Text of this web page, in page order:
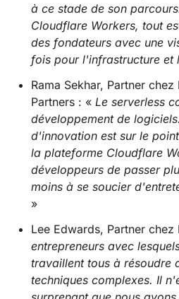
à ce stade de son
Cloudflare Workers, tout
des fondateurs avec une
fois pour l'infrastructure et
Rama Sekhar, Partner
Partners : « Le serverless
développement de
d'innovation est sur le
la plateforme Cloudflare
développeurs de passer
moins à se soucier
»
Lee Edwards, Partner chez
entrepreneurs avec
travaillent tous à résoudre
techniques complexes. Il